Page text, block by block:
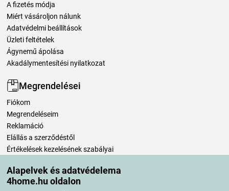
Alapelvek és adatvédelema
4home.hu oldalon
A fizetés módja
Miért vásároljon nálunk
Adatvédelmi beállítások
Üzleti feltételek
Ágynemű ápolása
Akadálymentesítési nyilatkozat
Megrendelései
Fiókom
Megrendeléseim
Reklamáció
Elállás a szerződéstől
Értékelések kezelésének szabályai
Szállítási módok